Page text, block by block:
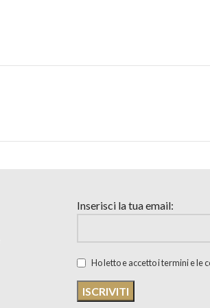
Inserisci la tua email:
Ho letto e accetto i termini e le